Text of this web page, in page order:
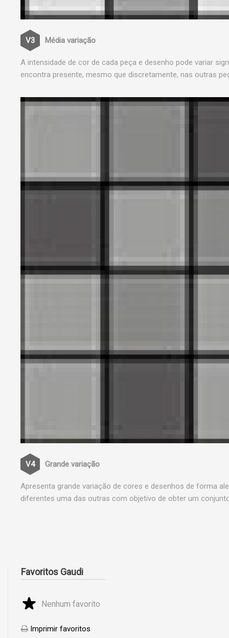
Média variação
A intensidade de cor de cada peça e desenho pode variar
encontra presente, mesmo que discretamente, nas outras
Grande variação
Apresenta grande variação de cores e desenhos de forma
diferentes uma das outras com objetivo de obter um
Favoritos Gaudi
Nenhum favorito
Imprimir favoritos